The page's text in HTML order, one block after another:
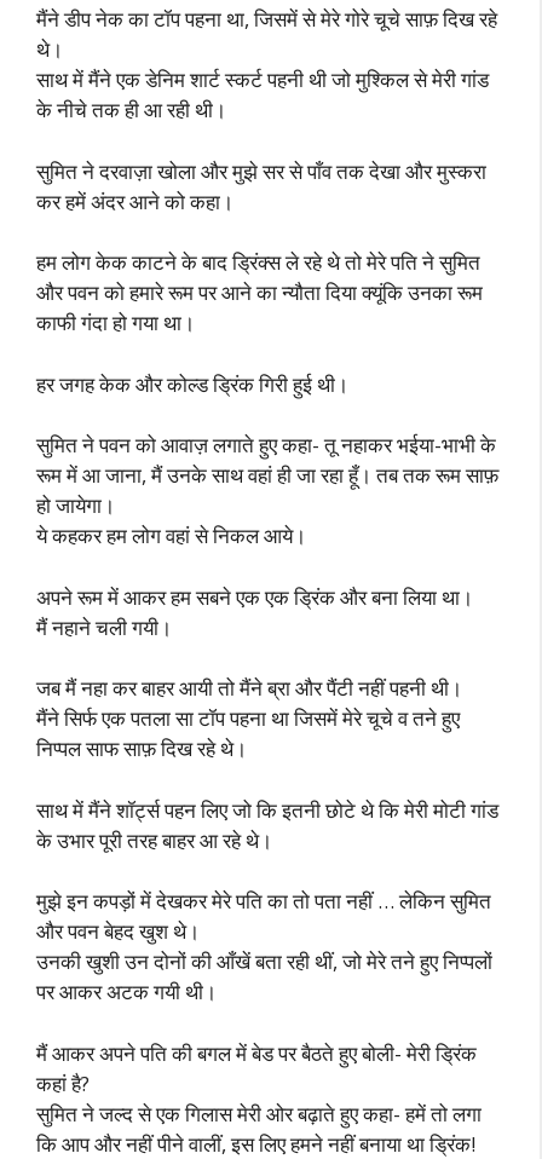
मैंने डीप नेक का टॉप पहना था, जिसमें से मेरे गोरे चूचे साफ़ दिख रहे
थे।
साथ में मैंने एक डेनिम शार्ट स्कर्ट पहनी थी जो मुश्किल से मेरी गांड
के नीचे तक ही आ रही थी।
सुमित ने दरवाज़ा खोला और मुझे सर से पाँव तक देखा और मुस्करा
कर हमें अंदर आने को कहा।
हम लोग केक काटने के बाद ड्रिंक्स ले रहे थे तो मेरे पति ने सुमित
और पवन को हमारे रूम पर आने का न्यौता दिया क्यूंकि उनका रूम
काफी गंदा हो गया था।
हर जगह केक और कोल्ड ड्रिंक गिरी हुई थी।
सुमित ने पवन को आवाज़ लगाते हुए कहा- तू नहाकर भईया-भाभी के
रूम में आ जाना, मैं उनके साथ वहां ही जा रहा हूँ। तब तक रूम साफ़
हो जायेगा।
ये कहकर हम लोग वहां से निकल आये।
अपने रूम में आकर हम सबने एक एक ड्रिंक और बना लिया था।
मैं नहाने चली गयी।
जब मैं नहा कर बाहर आयी तो मैंने ब्रा और पैंटी नहीं पहनी थी।
मैंने सिर्फ एक पतला सा टॉप पहना था जिसमें मेरे चूचे व तने हुए
निप्पल साफ साफ़ दिख रहे थे।
साथ में मैंने शॉर्ट्स पहन लिए जो कि इतनी छोटे थे कि मेरी मोटी गांड
के उभार पूरी तरह बाहर आ रहे थे।
मुझे इन कपड़ों में देखकर मेरे पति का तो पता नहीं … लेकिन सुमित
और पवन बेहद खुश थे।
उनकी खुशी उन दोनों की आँखें बता रही थीं, जो मेरे तने हुए निप्पलों
पर आकर अटक गयी थी।
मैं आकर अपने पति की बगल में बेड पर बैठते हुए बोली- मेरी ड्रिंक
कहां है?
सुमित ने जल्द से एक गिलास मेरी ओर बढ़ाते हुए कहा- हमें तो लगा
कि आप और नहीं पीने वालीं, इस लिए हमने नहीं बनाया था ड्रिंक!